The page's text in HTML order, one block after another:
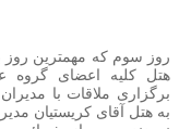
روز سوم که مهمترین روز
هتل کلیه اعضای گروه
برگزاری ملاقات با
به هتل آقای کریستیان